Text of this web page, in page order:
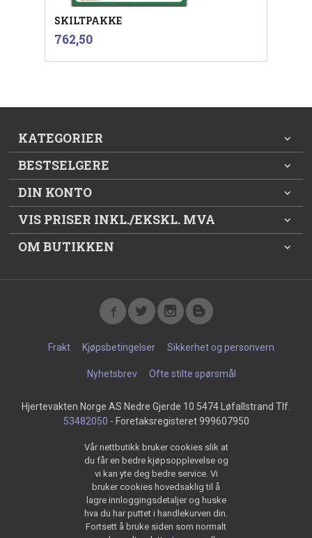
SKILTPAKKE
Pris
762,50mva.
KATEGORIER
BESTSELGERE
DIN KONTO
VIS PRISER INKL./EKSKL. MVA
OM BUTIKKEN
Frakt Kjøpsbetingelser Sikkerhet og personvern
Nyhetsbrev Ofte stilte spørsmål
Hjertevakten Norge AS Nedre Gjerde 10 5474 Løfallstrand Tlf.
53482050 - Foretaksregisteret 999607950
Vår nettbutikk bruker cookies slik at
du får en bedre kjøpsopplevelse og
vi kan yte deg bedre service. Vi
bruker cookies hovedsaklig til å
lagre innloggingsdetaljer og huske
hva du har puttet i handlekurven din.
Fortsett å bruke siden som normalt